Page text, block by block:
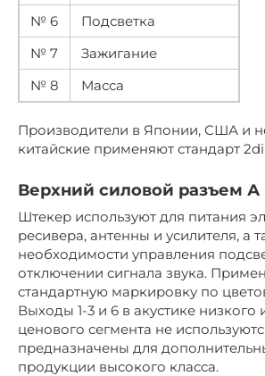
№ 6
Подсветка
№ 7
Зажигание
№ 8
Масса
Производители в Японии, США и
китайские применяют стандарт
Верхний силовой разъем А
Штекер используют для питания
ресивера, антенны и усилителя, а
необходимости управления
отключении сигнала звука.
стандартную маркировку по
Выходы 1-3 и 6 в акустике низкого
ценового сегмента не
предназначены для
продукции высокого класса.